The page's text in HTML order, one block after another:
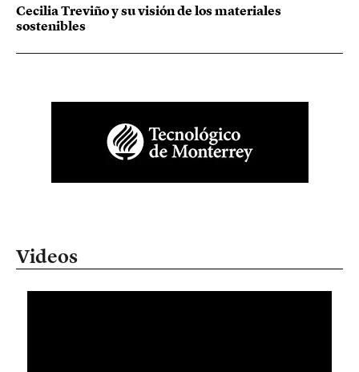
Cecilia Treviño y su visión de los materiales
sostenibles
Videos